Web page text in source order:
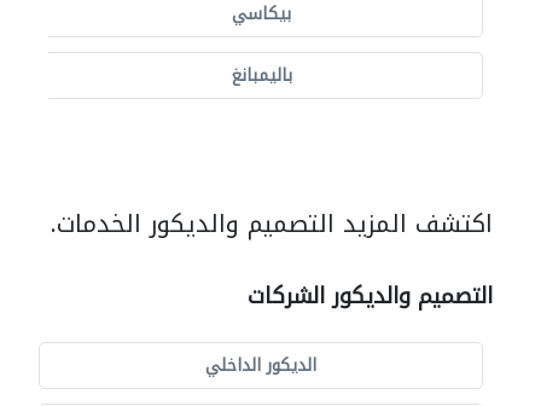
بيكاسي
باليمبانغ
اكتشف المزيد التصميم والديكور الخدمات.
التصميم والديكور الشركات
الديكور الداخلي